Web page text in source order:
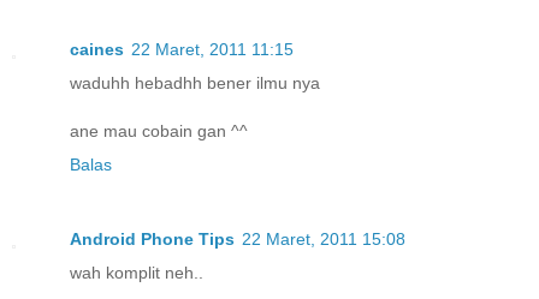
caines 22 Maret, 2011 11:15
waduhh hebadhh bener ilmu nya
ane mau cobain gan ^^
Balas
Android Phone Tips 22 Maret, 2011 15:08
wah komplit neh..